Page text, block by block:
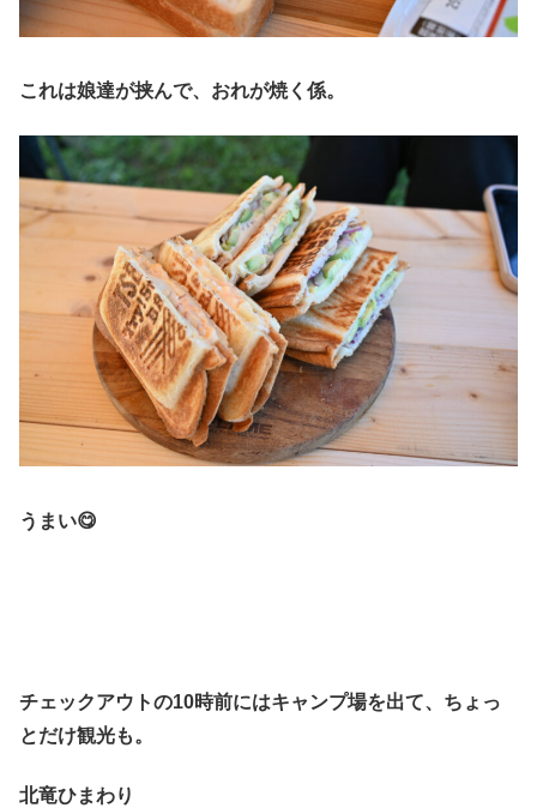
これは娘達が挟んで、おれが焼く係。
うまい😋
チェックアウトの10時前にはキャンプ場を出て、ちょっ
とだけ観光も。
北竜ひまわり